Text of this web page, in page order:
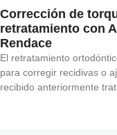
Corrección de
retratamiento con
Rendace
El retratamiento
para corregir recidivas o
recibido anteriormente